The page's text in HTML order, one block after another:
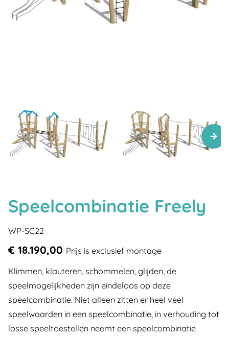
Speelcombinatie Freely
WP-SC22
€ 18.190,00 Prijs is exclusief montage
Klimmen, klauteren, schommelen, glijden, de
speelmogelijkheden zijn eindeloos op deze
speelcombinatie. Niet alleen zitten er heel veel
speelwaarden in een speelcombinatie, in verhouding tot
losse speeltoestellen neemt een speelcombinatie